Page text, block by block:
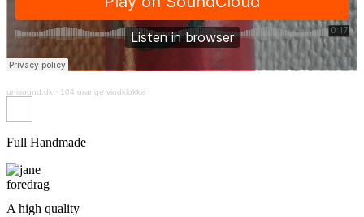
unisound.dk · 104 orange vindklokke
Full Handmade
A high quality